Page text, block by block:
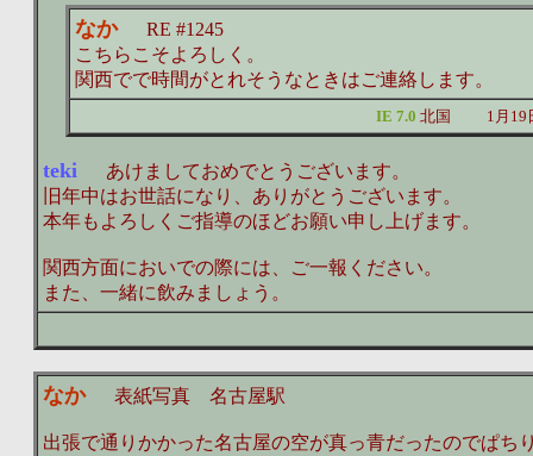
なかRE #1245
こちらこそよろしく。
関西でで時間がとれそうなときはご連絡します。
IE 7.0 北国 1月
teki あけましておめでとうございます。
旧年中はお世話になり、ありがとうございます。
本年もよろしくご指導のほどお願い申し上げます。
関西方面においでの際には、ご一報ください。
また、一緒に飲みましょう。
なか表紙写真 名古屋駅
出張で通りかかった名古屋の空が真っ青だったのでぱち